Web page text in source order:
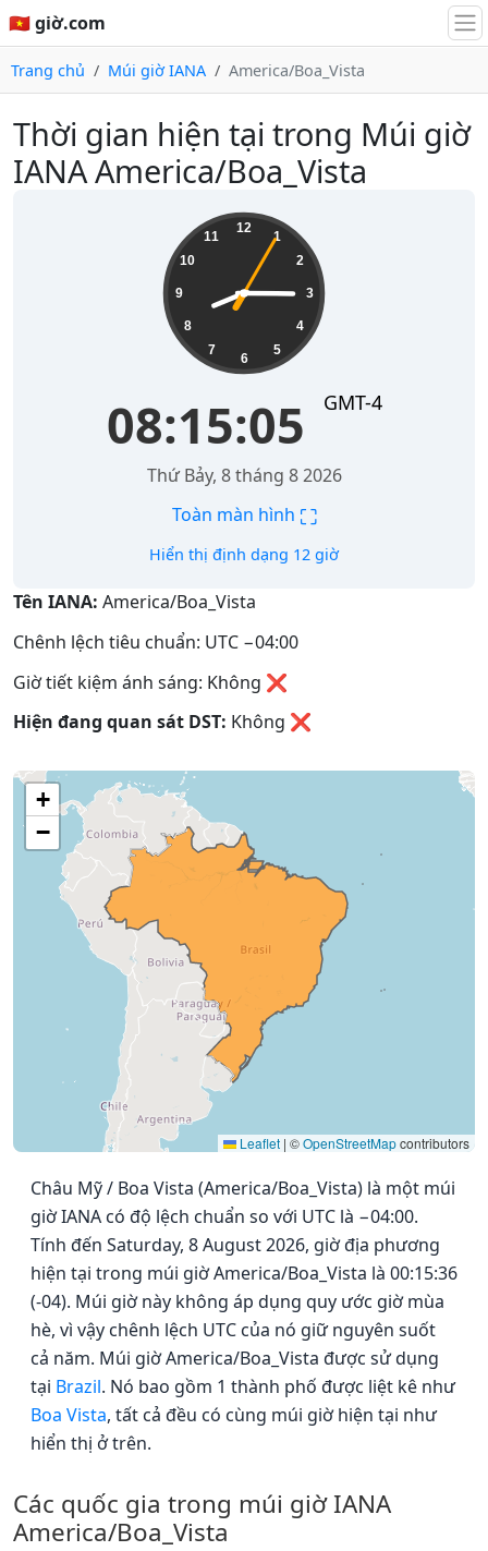
🇻🇳 giờ.com
Trang chủ Múi giờ IANA America/Boa_Vista
Thời gian hiện tại trong Múi giờ
IANA America/Boa_Vista
12
1
2
3
4
5
6
7
8
9
10
11
08:15:05 GMT-4
Thứ Bảy, 8 tháng 8 2026
Toàn màn hình ⛶
Hiển thị định dạng 12 giờ
Tên IANA: America/Boa_Vista
Chênh lệch tiêu chuẩn: UTC −04:00
Giờ tiết kiệm ánh sáng: Không ❌
Hiện đang quan sát DST: Không ❌
+
−
Leaflet | ©OpenStreetMapcontributors
Châu Mỹ / Boa Vista (America/Boa_Vista) là một múi
giờ IANA có độ lệch chuẩn so với UTC là −04:00.
Tính đến Saturday, 8 August 2026, giờ địa phương
hiện tại trong múi giờ America/Boa_Vista là 00:15:36
(-04). Múi giờ này không áp dụng quy ước giờ mùa
hè, vì vậy chênh lệch UTC của nó giữ nguyên suốt
cả năm. Múi giờ America/Boa_Vista được sử dụng
tại Brazil. Nó bao gồm 1 thành phố được liệt kê như
Boa Vista, tất cả đều có cùng múi giờ hiện tại như
hiển thị ở trên.
Các quốc gia trong múi giờ IANA
America/Boa_Vista